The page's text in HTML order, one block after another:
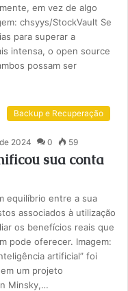
em vez de algo
chsyys/StockVault Se
para superar a
intensa, o open source
possam ser
Backup e Recuperação
2024 0 59
sua conta
equilíbrio entre a sua
associados à utilização
os benefícios reais que
pode oferecer. Imagem:
artificial” foi
um projeto
Minsky,…